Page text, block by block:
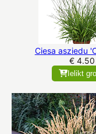
Ciesa asziedu
€ 4.50
Ielikt